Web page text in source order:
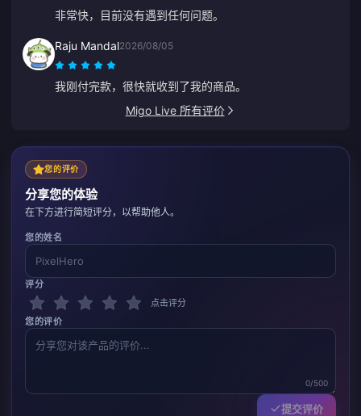
非常快，目前没有遇到任何问题。
Raju Mandal2026/08/05
我刚付完款，很快就收到了我的商品。
Migo Live 所有评价
您的评价
分享您的体验
在下方进行简短评分，以帮助他人。
您的姓名
评分
点击评分
您的评价
0/500
提交评价